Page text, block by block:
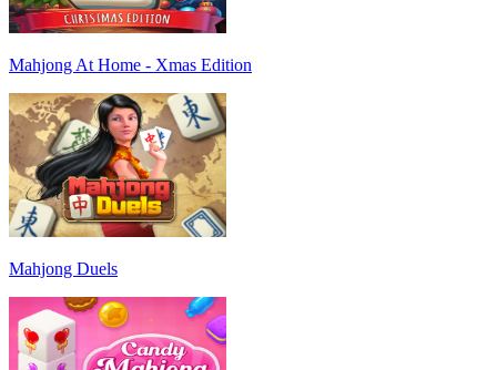
Mahjong At Home - Xmas Edition
Mahjong Duels